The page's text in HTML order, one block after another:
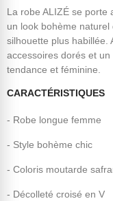
La robe ALIZÉ se porte
un look bohème naturel
silhouette plus habillée.
accessoires dorés et
tendance et féminine.
CARACTÉRISTIQUES
- Robe longue femme
- Style bohème chic
- Coloris moutarde
- Décolleté croisé en V